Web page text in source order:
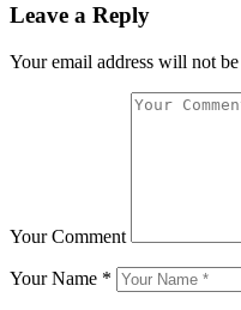
Leave a Reply
Your email address will not
Your Comment
Your Name *